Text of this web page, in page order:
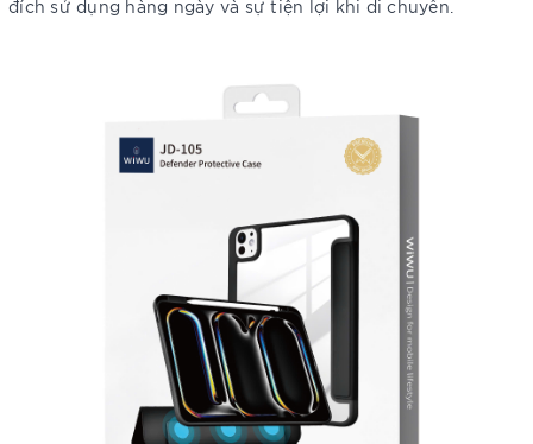
đích sử dụng hàng ngày và sự tiện lợi khi di chuyển.